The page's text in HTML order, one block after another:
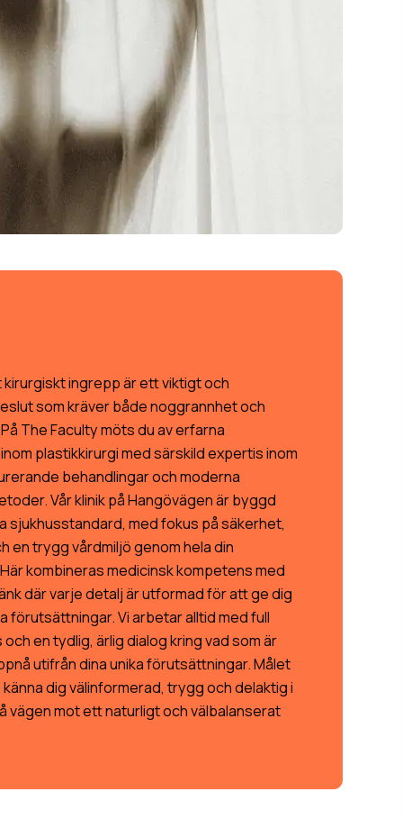
ingrepp är ett viktigt och
som kräver både noggrannhet och
The Faculty möts du av erfarna
plastikkirurgi med särskild expertis inom
behandlingar och moderna
Vår klinik på Hangövägen är byggd
sjukhusstandard, med fokus på säkerhet,
en trygg vårdmiljö genom hela din
kombineras medicinsk kompetens med
där varje detalj är utformad för att ge dig
förutsättningar. Vi arbetar alltid med full
en tydlig, ärlig dialog kring vad som är
utifrån dina unika förutsättningar. Målet
dig välinformerad, trygg och delaktig i
vägen mot ett naturligt och välbalanserat